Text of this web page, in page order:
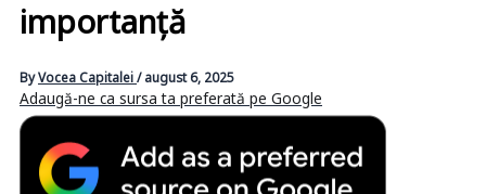
importanță
ByVocea Capitalei/ august 6, 2025
Adaugă-ne ca sursa ta preferată pe Google